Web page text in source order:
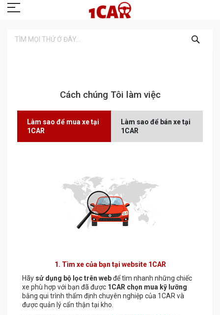
KIẾM
Cách chúng Tôi làm việc
Làm sao để mua xe tại
1CAR
Làm sao để bán xe tại
1CAR
1. Tìm xe của bạn tại website 1CAR
Hãy sử dụng bộ lọc trên webđể tìm nhanh những chiếc
xe phù hợp với bạn đã được 1CAR chọn mua kỹ lưỡng
bằng qui trình thẩm định chuyên nghiệp của 1CAR và
được quản lý cẩn thận tại kho.